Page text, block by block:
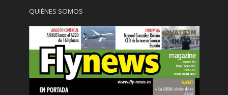
QUIÉNES SOMOS